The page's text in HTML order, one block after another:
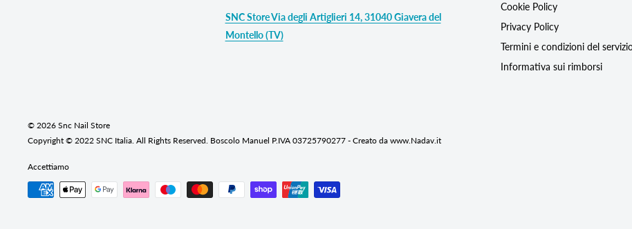
SNC Store Via degli Artiglieri 14, 31040 Giavera del
Montello (TV)
Cookie Policy
Privacy Policy
Termini e condizioni del
Informativa sui rimborsi
© 2026 Snc Nail Store
Copyright © 2022 SNC Italia. All Rights Reserved. Boscolo Manuel P.IVA 03725790277 - Creato da www.Nadav.it
Accettiamo